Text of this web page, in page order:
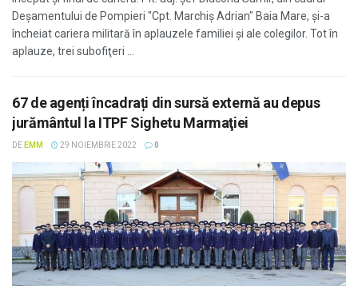
Deşamentului de Pompieri "Cpt. Marchiş Adrian" Baia Mare, şi-a
încheiat cariera militară în aplauzele familiei şi ale colegilor. Tot în
aplauze, trei subofiţeri ...
67 de agenți încadrați din sursă externă au depus
jurământul la ITPF Sighetu Marmaţiei
DE EMM 29 NOIEMBRIE 2022 0